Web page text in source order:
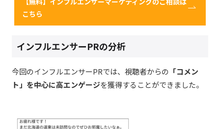
こちら
インフルエンサーPRの分析
今回のインフルエンサーPRでは、視聴者からの 「コメン
ト」を中心に高エンゲージを獲得することができました。